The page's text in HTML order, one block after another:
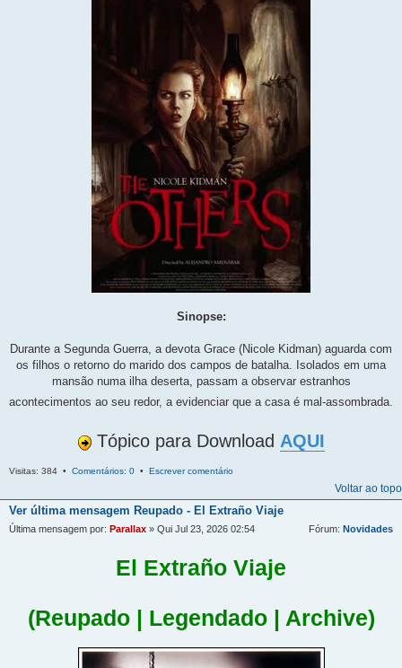
Sinopse:
Durante a Segunda Guerra, a devota Grace (Nicole Kidman) aguarda com
os filhos o retorno do marido dos campos de batalha. Isolados em uma
mansão numa ilha deserta, passam a observar estranhos
acontecimentos ao seu redor, a evidenciar que a casa é mal-assombrada.
Tópico para Download AQUI
Visitas: 384 • Comentários: 0 • Escrever comentário
Voltar ao topo
Ver última mensagem Reupado - El Extraño Viaje
Última mensagem por: Parallax » Qui Jul 23, 2026 02:54 Fórum: Novidades
El Extraño Viaje
(Reupado | Legendado | Archive)